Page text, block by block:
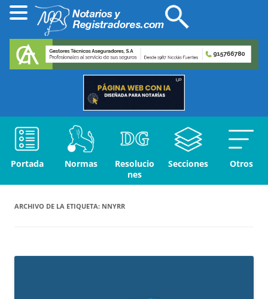
Portada Normas
Resolucio
nes
Secciones Otros
ARCHIVO DE LA ETIQUETA: NNYRR